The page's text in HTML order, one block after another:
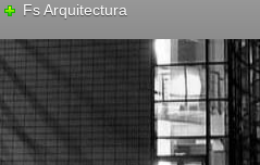
Fs Arquitectura